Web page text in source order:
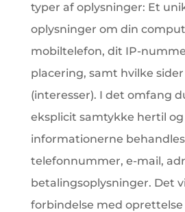
typer af oplysninger: Et
oplysninger om din
mobiltelefon, dit IP-
placering, samt hvilke
(interesser). I det omfang
eksplicit samtykke hertil
informationerne
telefonnummer, e-mail,
betalingsoplysninger. Det
forbindelse med oprettelse